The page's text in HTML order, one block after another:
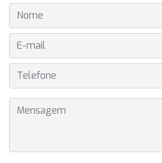
NOME
E-MAIL
TELEFONE
MENSAGEM